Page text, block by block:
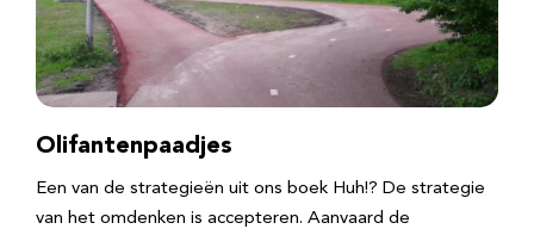
Olifantenpaadjes
Een van de strategieën uit ons boek Huh!? De strategie
van het omdenken is accepteren. Aanvaard de